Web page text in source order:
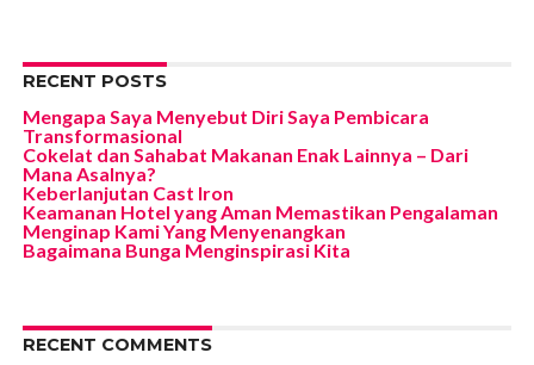
RECENT POSTS
Mengapa Saya Menyebut Diri Saya Pembicara
Transformasional
Cokelat dan Sahabat Makanan Enak Lainnya – Dari
Mana Asalnya?
Keberlanjutan Cast Iron
Keamanan Hotel yang Aman Memastikan Pengalaman
Menginap Kami Yang Menyenangkan
Bagaimana Bunga Menginspirasi Kita
RECENT COMMENTS